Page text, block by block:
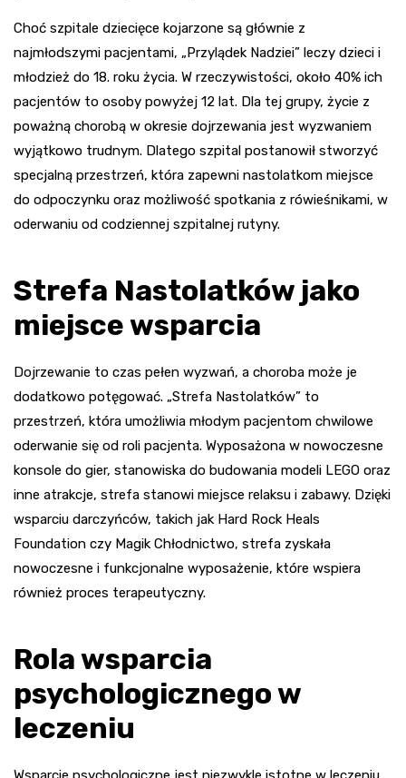
Choć szpitale dziecięce kojarzone są głównie z
najmłodszymi pacjentami, „Przylądek Nadziei” leczy dzieci i
młodzież do 18. roku życia. W rzeczywistości, około 40% ich
pacjentów to osoby powyżej 12 lat. Dla tej grupy, życie z
poważną chorobą w okresie dojrzewania jest wyzwaniem
wyjątkowo trudnym. Dlatego szpital postanowił stworzyć
specjalną przestrzeń, która zapewni nastolatkom miejsce
do odpoczynku oraz możliwość spotkania z rówieśnikami, w
oderwaniu od codziennej szpitalnej rutyny.
Strefa Nastolatków jako
miejsce wsparcia
Dojrzewanie to czas pełen wyzwań, a choroba może je
dodatkowo potęgować. „Strefa Nastolatków” to
przestrzeń, która umożliwia młodym pacjentom chwilowe
oderwanie się od roli pacjenta. Wyposażona w nowoczesne
konsole do gier, stanowiska do budowania modeli LEGO oraz
inne atrakcje, strefa stanowi miejsce relaksu i zabawy. Dzięki
wsparciu darczyńców, takich jak Hard Rock Heals
Foundation czy Magik Chłodnictwo, strefa zyskała
nowoczesne i funkcjonalne wyposażenie, które wspiera
również proces terapeutyczny.
Rola wsparcia
psychologicznego w
leczeniu